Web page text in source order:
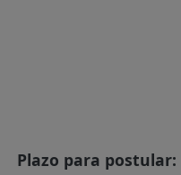
Plazo para postular: